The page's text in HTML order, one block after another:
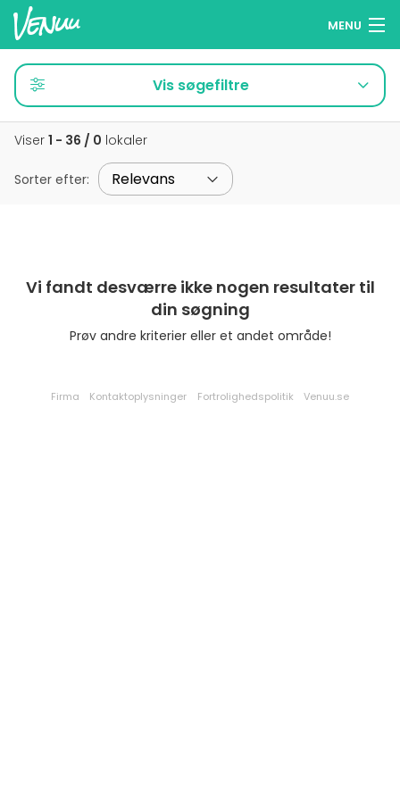
MENU
Søg lokaler
Wish Lists
Dansk
Vis søgefiltre
Viser 1 - 36 / 0 lokaler
Sorter efter:
Vi fandt desværre ikke nogen resultater til
din søgning
Prøv andre kriterier eller et andet område!
Firma Kontaktoplysninger Fortrolighedspolitik Venuu.se